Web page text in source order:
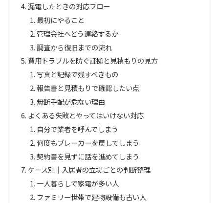
漏電したときの対応フロー
最初にやること
管理会社へどう連絡するか
調査から復旧までの流れ
費用トラブルを防ぐ証拠と見積もりの見方
写真と記録で残すべきもの
報告書と見積もりで確認したい点
無断手配が危ない理由
よくある失敗とやってはいけない対応
自分で業者を呼んでしまう
何度もブレーカーを戻してしまう
契約書を見ずに話を進めてしまう
ケース別｜入居者の立場ごとの判断整理
一人暮らしで家電が多い人
ファミリー世帯で建物設備も古い人